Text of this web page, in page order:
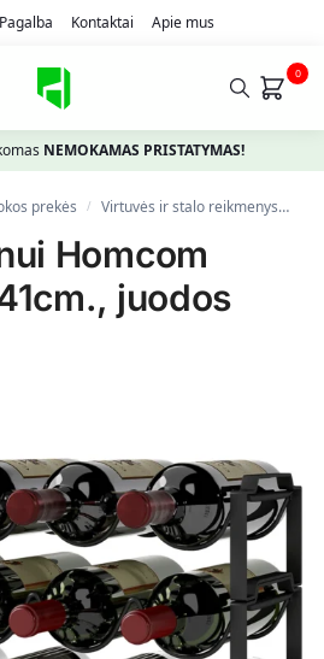
Pagalba Kontaktai Apie mus
0
NEMOKAMAS PRISTATYMAS!
prekės / Virtuvės ir stalo reikmenys
Homcom
juodos